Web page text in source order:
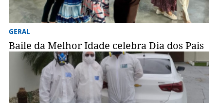
GERAL
Baile da Melhor Idade celebra Dia dos Pais